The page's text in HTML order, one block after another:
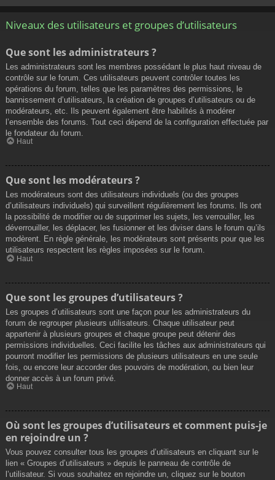
Niveaux des utilisateurs et groupes d’utilisateurs
Que sont les administrateurs ?
Les administrateurs sont les membres possédant le plus haut niveau de
contrôle sur le forum. Ces utilisateurs peuvent contrôler toutes les
opérations du forum, telles que les paramètres des permissions, le
bannissement d’utilisateurs, la création de groupes d’utilisateurs ou de
modérateurs, etc. Ils peuvent également être habilités à modérer
l’ensemble des forums. Tout ceci dépend de la configuration effectuée par
le fondateur du forum.
Haut
Que sont les modérateurs ?
Les modérateurs sont des utilisateurs individuels (ou des groupes
d’utilisateurs individuels) qui surveillent régulièrement les forums. Ils ont
la possibilité de modifier ou de supprimer les sujets, les verrouiller, les
déverrouiller, les déplacer, les fusionner et les diviser dans le forum qu’ils
modèrent. En règle générale, les modérateurs sont présents pour que les
utilisateurs respectent les règles imposées sur le forum.
Haut
Que sont les groupes d’utilisateurs ?
Les groupes d’utilisateurs sont une façon pour les administrateurs du
forum de regrouper plusieurs utilisateurs. Chaque utilisateur peut
appartenir à plusieurs groupes et chaque groupe peut détenir des
permissions individuelles. Ceci facilite les tâches aux administrateurs qui
pourront modifier les permissions de plusieurs utilisateurs en une seule
fois, ou encore leur accorder des pouvoirs de modération, ou bien leur
donner accès à un forum privé.
Haut
Où sont les groupes d’utilisateurs et comment puis-je
en rejoindre un ?
Vous pouvez consulter tous les groupes d’utilisateurs en cliquant sur le
lien « Groupes d’utilisateurs » depuis le panneau de contrôle de
l’utilisateur. Si vous souhaitez en rejoindre un, cliquez sur le bouton